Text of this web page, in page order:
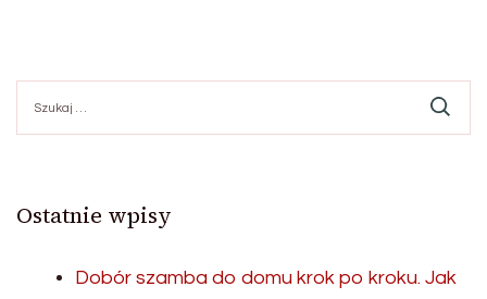
Ostatnie wpisy
Dobór szamba do domu krok po kroku. Jak